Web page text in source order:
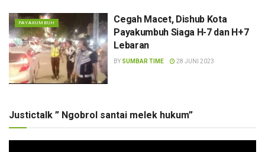
PAYAKUMBUH
Cegah Macet, Dishub Kota
Payakumbuh Siaga H-7 dan H+7
Lebaran
BY SUMBAR TIME 28 JUNI 2023
Justictalk ” Ngobrol santai melek hukum”